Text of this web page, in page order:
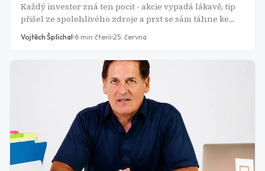
Každý investor zná ten pocit - akcie vypadá lákavě, tip
přišel ze spolehlivého zdroje a prst se sám táhne ke
tlačítku. Právě tehdy je čas zpomalit a projít checklist.
Vojtěch Šplíchal 6 min čtení 25. června